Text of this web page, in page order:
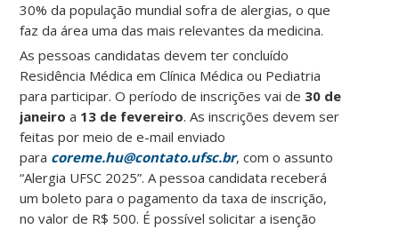
30% da população mundial sofra de alergias, o que
faz da área uma das mais relevantes da medicina.
As pessoas candidatas devem ter concluído
Residência Médica em Clínica Médica ou Pediatria
para participar. O período de inscrições vai de 30 de
janeiro a 13 de fevereiro. As inscrições devem ser
feitas por meio de e-mail enviado
para coreme.hu@contato.ufsc.br, com o assunto
“Alergia UFSC 2025”. A pessoa candidata receberá
um boleto para o pagamento da taxa de inscrição,
no valor de R$ 500. É possível solicitar a isenção